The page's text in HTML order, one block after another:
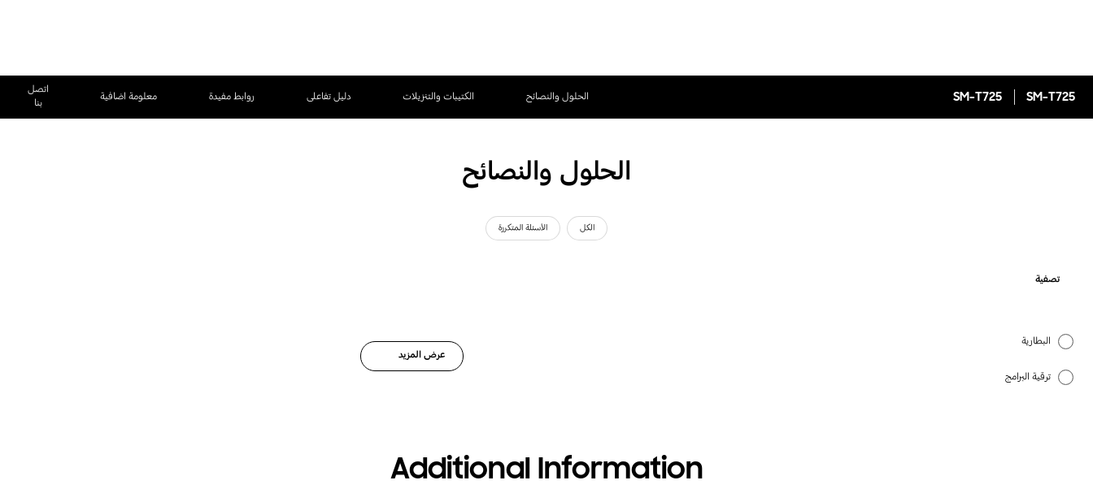
SM-T725
SM-T725 الحلول والنصائح الكتيبات والتنزيلات دليل تفاعلى روابط مفيدة معلومة اضافية
اتصل
بنا
الحلول والنصائح
الكل الأسئلة المتكررة
تصفية
البطارية
ترقية البرامج
عرض المزيد
Additional Information